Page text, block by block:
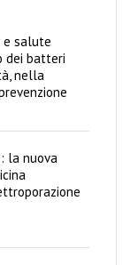
e salute
dei batteri
nella
la nuova